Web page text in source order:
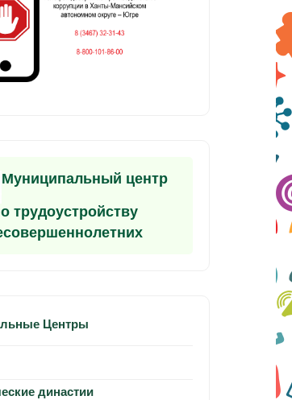
Муниципальный центр
трудоустройству
Центры
династии